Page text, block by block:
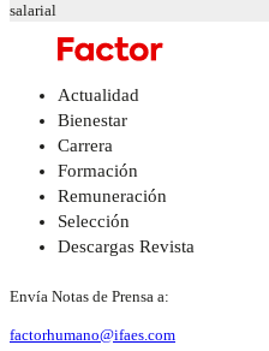
salarial
Actualidad
Bienestar
Carrera
Formación
Remuneración
Selección
Descargas Revista
Envía Notas de Prensa a:
factorhumano@ifaes.com